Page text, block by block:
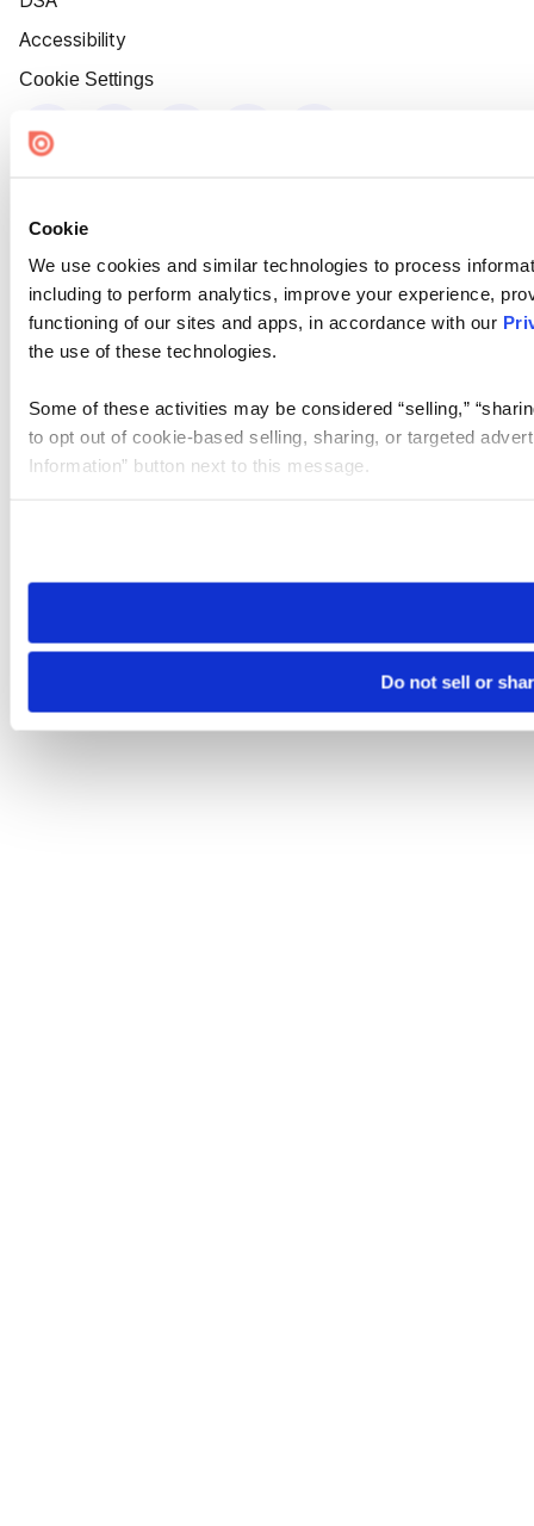
Cookie
We use cookies and similar technologies to process
including to perform analytics, improve your experience,
functioning of our sites and apps, in accordance with our
the use of these technologies.
Some of these activities may be considered “selling,”
to opt out of cookie-based selling, sharing, or targeted
Information” button next to this message.
need to be set again.
Do not sell or
Accessibility
Cookie Settings